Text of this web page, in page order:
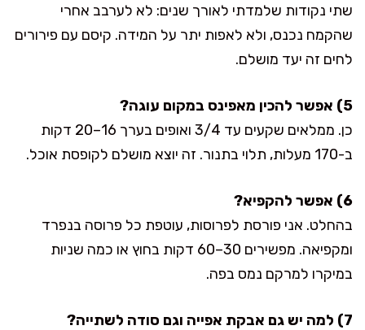
שתי נקודות שלמדתי לאורך שנים: לא לערבב אחרי
שהקמח נכנס, ולא לאפות יתר על המידה. קיסם עם פירורים
לחים זה יעד מושלם.
5) אפשר להכין מאפינס במקום עוגה?
כן. ממלאים שקעים עד 3/4 ואופים בערך 16–20 דקות
ב-170 מעלות, תלוי בתנור. זה יוצא מושלם לקופסת אוכל.
6) אפשר להקפיא?
בהחלט. אני פורסת לפרוסות, עוטפת כל פרוסה בנפרד
ומקפיאה. מפשירים 30–60 דקות בחוץ או כמה שניות
במיקרו למרקם נמס בפה.
7) למה יש גם אבקת אפייה וגם סודה לשתייה?